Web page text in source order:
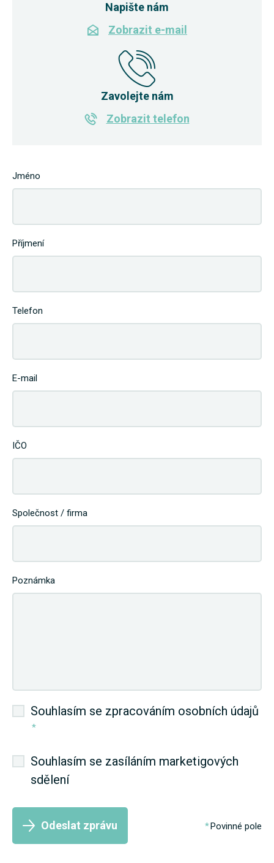
Napište nám
Zobrazit e-mail
Zavolejte nám
Zobrazit telefon
Jméno
Příjmení
Telefon
E-mail
IČO
Společnost / firma
Poznámka
Souhlasím se zpracováním osobních údajů
*
Souhlasím se zasíláním marketigových
sdělení
Odeslat zprávu Povinné pole